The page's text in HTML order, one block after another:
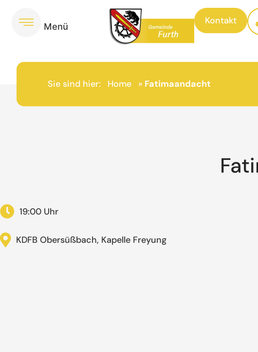
Kontakt
Sie sind hier: Home » Fatimaandacht
19:00 Uhr
KDFB Obersüßbach, Kapelle Freyung